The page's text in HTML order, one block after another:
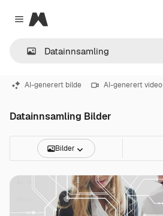
Close menu
Magnific
AI-generert bilde AI-generert video
Datainnsamling Bilder
Bilder